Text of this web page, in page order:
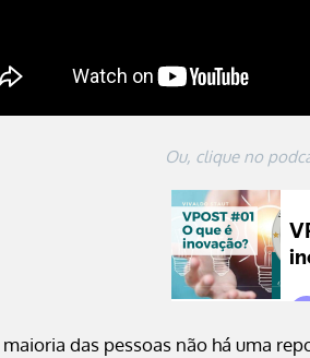
Ou, clique no
maioria das pessoas não há uma